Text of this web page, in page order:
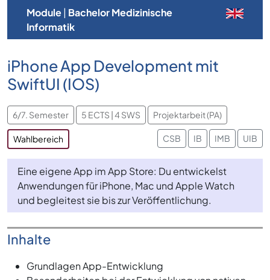
Module| Bachelor Medizinische
Informatik
iPhone App Development mit
SwiftUI (IOS)
6/7. Semester 5 ECTS | 4 SWS Projektarbeit (PA)
Wahlbereich CSB IB IMB UIB
Eine eigene App im App Store: Du entwickelst
Anwendungen für iPhone, Mac und Apple Watch
und begleitest sie bis zur Veröffentlichung.
Inhalte
Grundlagen App-Entwicklung